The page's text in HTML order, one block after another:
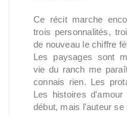
Ce récit marche
trois personnalités,
de nouveau le chiffre
Les paysages sont
vie du ranch me
connais rien. Les
Les histoires
début, mais l'auteur